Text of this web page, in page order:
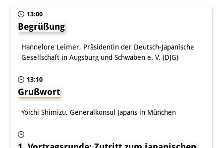
イベント
イベント概要
DIJ フォーラム
DIJ 研究会
レクチャーシリーズ
シンポジウム・会議
13:00
Begrüßung
Hannelore Leimer, Präsidentin der Deutsch-Japanische
Gesellschaft in Augsburg und Schwaben e. V. (DJG)
13:10
Grußwort
Yoichi Shimizu, Generalkonsul Japans in München